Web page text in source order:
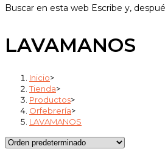
Buscar en esta web Escribe y,
LAVAMANOS
Inicio>
Tienda>
Productos>
Orfebrería>
LAVAMANOS